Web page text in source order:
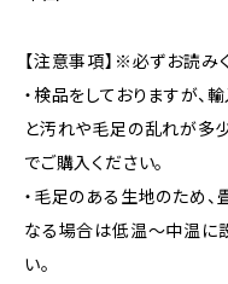
【注意事項】※必ずお読み
・検品をしておりますが、
と汚れや毛足の乱れが多
でご購入ください。
・毛足のある生地のため、
なる場合は低温〜中温に
い。